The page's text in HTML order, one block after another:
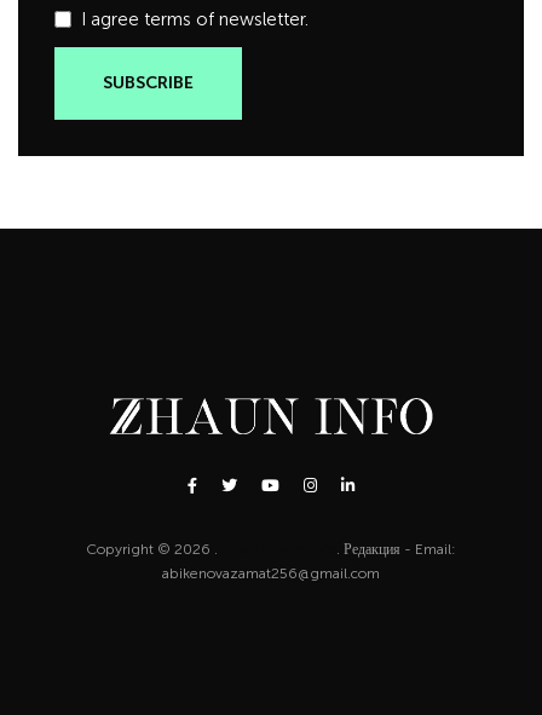
I agree terms of newsletter.
Copyright © 2026 .
. Редакция - Email:
abikenovazamat256@gmail.com